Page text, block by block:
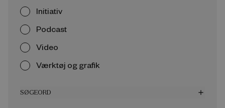
Initiativ
Podcast
Video
Værktøj og grafik
SØGEORD add